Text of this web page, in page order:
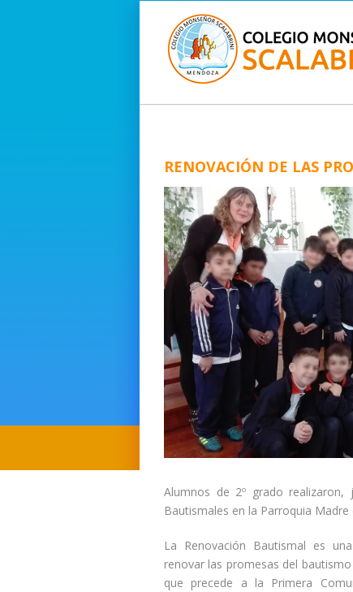
RENOVACIÓN DE LAS
Alumnos de 2º grado
Bautismales en la Parroquia
La Renovación Bautismal es
renovar las promesas del
que precede a la Primera